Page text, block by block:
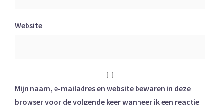
Website
Mijn naam, e-mailadres en website bewaren in deze
browser voor de volgende keer wanneer ik een reactie